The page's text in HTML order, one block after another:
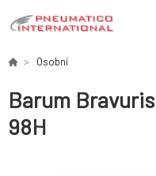
Osobní
Barum
98H